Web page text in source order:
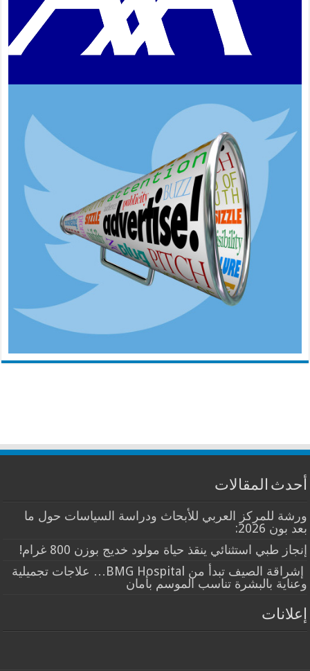
أحدث المقالات
ورشة للمركز العربي للأبحاث ودراسة السياسات حول ما
بعد بون 2026:
إنجاز طبي استثنائي ينقذ حياة مولود خديج بوزن 800 غرام!
إشراقة الصيف تبدأ من BMG Hospital… علاجات تجميلية
وعناية بالبشرة تناسب الموسم بأمان
إعلانات